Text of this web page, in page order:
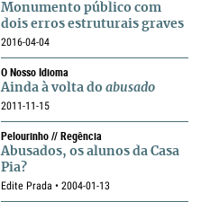
Monumento público com
dois erros estruturais graves
2016-04-04
O Nosso Idioma
Ainda à volta do abusado
2011-11-15
Pelourinho // Regência
Abusados, os alunos da Casa
Pia?
Edite Prada • 2004-01-13